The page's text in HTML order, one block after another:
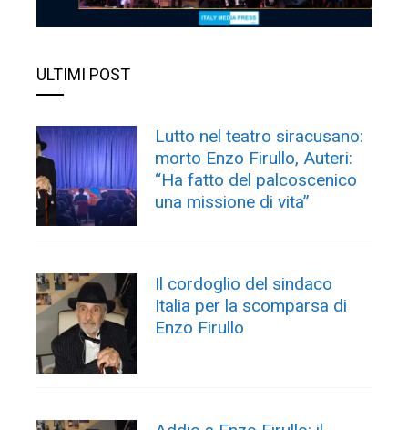
ULTIMI POST
Lutto nel teatro siracusano:
morto Enzo Firullo, Auteri:
“Ha fatto del palcoscenico
una missione di vita”
Il cordoglio del sindaco
Italia per la scomparsa di
Enzo Firullo